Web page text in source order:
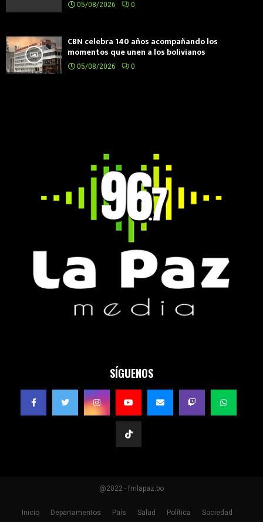
05/08/2026 0
CBN celebra 140 años acompañando los
momentos que unen a los bolivianos
05/08/2026 0
SÍGUENOS
@2022 - fmlapaz.bo
Inicio Departamentos País Salud Política Sociedad